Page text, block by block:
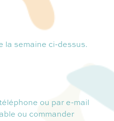
la semaine ci-dessus.
ou par e-mail
ou commander